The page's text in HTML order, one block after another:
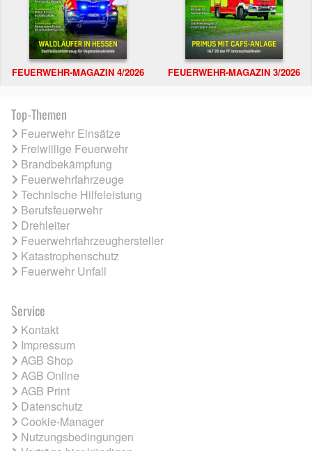
FEUERWEHR-MAGAZIN 4/2026 FEUERWEHR-MAGAZIN 3/2026
Top-Themen
Feuerwehr Einsätze
Freiwillige Feuerwehr
Brandbekämpfung
Feuerwehrfahrzeuge
Technische Hilfeleistung
Berufsfeuerwehr
Drehleiter
Feuerwehrfahrzeughersteller
Katastrophenschutz
Feuerwehr Unfall
Service
Kontakt
Impressum
AGB Shop
AGB Online
AGB Print
Datenschutz
Cookie-Manager
Nutzungsbedingungen